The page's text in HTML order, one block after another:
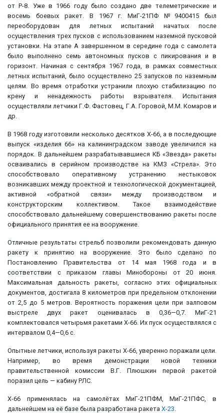
от Р-8. Уже в 1966 году было создано две телеметрические и
восемь боевых ракет. В 1967 г. МиГ-21ПФ №9400415 был
переоборудован для летных испытаний начатых после
осуществления трех пусков с использованием наземной пусковой
установки. На этапе А завершенном в середине года с самолета
было выполнено семь автономных пусков с пикирования и в
горизонт. Начиная с сентября 1967 года, в рамках совместных
летных испытаний, было осуществлено 25 запусков по наземным
целям. Во время отработки устранили плохую стабилизацию по
крену и ненадежность работы взрывателя. Испытания
осуществляли летчики Г.Ф. Фастовец, Г.А. Горовой, М.М. Комаров и
др.
В 1968 году изготовили несколько десятков Х-66, а в последующие
выпуск «изделия 66» на калининградском заводе увеличился на
порядок. В дальнейшем разрабатывавшиеся КБ «Звезда» ракеты
осваивались в серийном производстве на КМЗ «Стрела». Это
способствовало оперативному устранению нестыковок
возникавших между проектной и технологической документацией,
активной «обратной связи» между производством и
конструкторским коллективом. Такое взаимодействие
способствовало дальнейшему совершенствованию ракеты после
официального принятия ее на вооружение.
Отличные результаты стрельб позволили рекомендовать данную
ракету к принятию на вооружение. Это было сделано по
Постановлению Правительства от 14 мая 1968 года и в
соответствии с приказом главы Минобороны от 20 июня.
Максимальная дальность ракеты, согласно этих официальных
документов, достигала 8 километров при предельном отклонении
от 2,5 до 5 метров. Вероятность поражения цели при залповом
выстреле двух ракет оценивалась в 0,36—0,7. МиГ-21
комплектовался четырьмя ракетами Х-66. Их пуск осуществлялся с
интервалом 0,4—0,6 с.
Опытные летчики, используя ракеты Х-66, уверенно поражали цели.
Например, во время демонстрации новой техники
правительственной комиссии В.Г. Плюшкин первой ракетой
поразил цель — кабину РЛС.
Х-66 применялась на самолётах МиГ-21ПФМ, МиГ-21ПФС, в
дальнейшем на её базе была разработана ракета Х-23